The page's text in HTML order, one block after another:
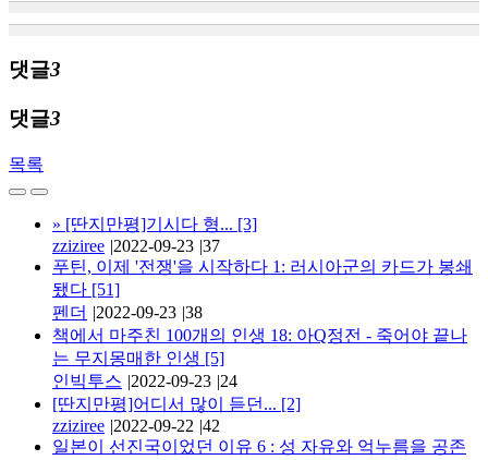
댓글3
댓글3
목록
» [딴지만평]기시다 형... [3]
zziziree |2022-09-23 |37
푸틴, 이제 '전쟁'을 시작하다 1: 러시아군의 카드가 봉쇄
됐다 [51]
펜더 |2022-09-23 |38
책에서 마주친 100개의 인생 18: 아Q정전 - 죽어야 끝나
는 무지몽매한 인생 [5]
인빅투스 |2022-09-23 |24
[딴지만평]어디서 많이 듣던... [2]
zziziree |2022-09-22 |42
일본이 선진국이었던 이유 6 : 성 자유와 억누름을 공존